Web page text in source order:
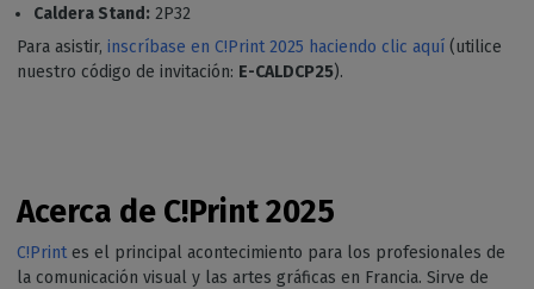
Caldera Stand: 2P32
Para asistir, inscríbase en C!Print 2025 haciendo clic aquí (utilice
nuestro código de invitación: E-CALDCP25).
Acerca de C!Print2025
C!Print es el principal acontecimiento para los profesionales de
la comunicación visual y las artes gráficas en Francia. Sirve de